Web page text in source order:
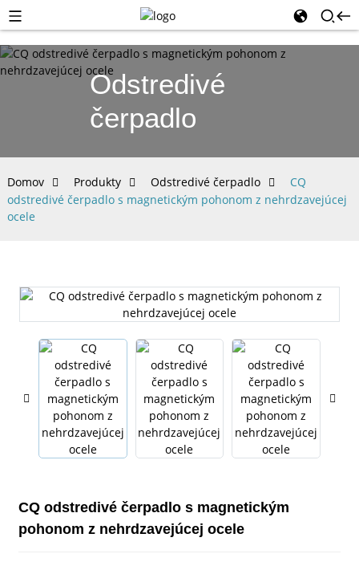
Odstredivé
čerpadlo
Domov Produkty Odstredivé čerpadlo
CQ
odstredivé čerpadlo s magnetickým pohonom z nehrdzavejúcej
ocele
CQ odstredivé čerpadlo s magnetickým
pohonom z nehrdzavejúcej ocele